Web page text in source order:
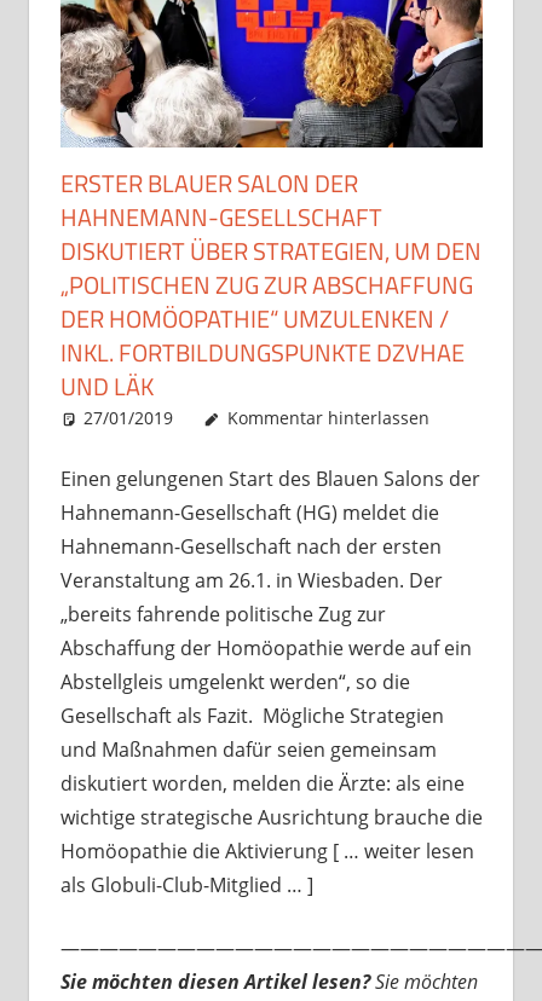
ERSTER BLAUER SALON DER
HAHNEMANN-GESELLSCHAFT
DISKUTIERT ÜBER STRATEGIEN, UM DEN
„POLITISCHEN ZUG ZUR ABSCHAFFUNG
DER HOMÖOPATHIE“ UMZULENKEN /
INKL. FORTBILDUNGSPUNKTE DZVHAE
UND LÄK
27/01/2019 Christian J. Becker
Allgemein
Kommentar hinterlassen
Einen gelungenen Start des Blauen Salons der
Hahnemann-Gesellschaft (HG) meldet die
Hahnemann-Gesellschaft nach der ersten
Veranstaltung am 26.1. in Wiesbaden. Der
„bereits fahrende politische Zug zur
Abschaffung der Homöopathie werde auf ein
Abstellgleis umgelenkt werden“, so die
Gesellschaft als Fazit. Mögliche Strategien
und Maßnahmen dafür seien gemeinsam
diskutiert worden, melden die Ärzte: als eine
wichtige strategische Ausrichtung brauche die
Homöopathie die Aktivierung [ … weiter lesen
als Globuli-Club-Mitglied … ]
Sie möchten diesen Artikel lesen?Sie möchten